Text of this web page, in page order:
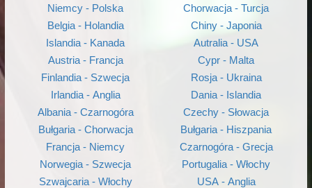
Niemcy - Polska
Belgia - Holandia
Islandia - Kanada
Austria - Francja
Finlandia - Szwecja
Irlandia - Anglia
Albania - Czarnogóra
Bułgaria - Chorwacja
Francja - Niemcy
Norwegia - Szwecja
Szwajcaria - Włochy
Chorwacja - Turcja
Chiny - Japonia
Autralia - USA
Cypr - Malta
Rosja - Ukraina
Dania - Islandia
Czechy - Słowacja
Bułgaria - Hiszpania
Czarnogóra - Grecja
Portugalia - Włochy
USA - Anglia